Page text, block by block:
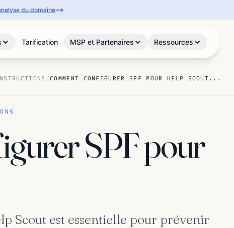
du domaine
Tarification MSP et Partenaires Ressources
/COMMENT CONFIGURER SPF POUR HELP SCOUT...
SPF pour
Scout est essentielle pour prévenir